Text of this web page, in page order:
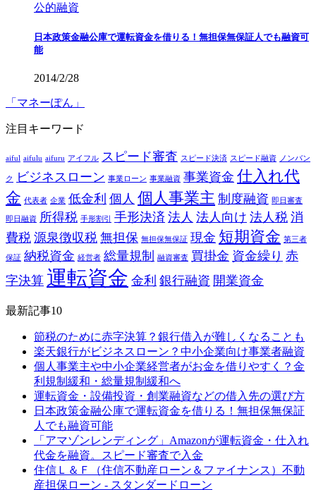
公的融資
日本政策金融公庫で運転資金を借りる！無担保無保証人でも融資可
能
2014/2/28
「マネーぽん」
注目キーワード
aiful aifulu aifuru アイフル スピード審査 スピード決済 スピード融資 ノンバン
ク ビジネスローン 事業ローン 事業融資 事業資金 仕入れ代
金 代表者 企業 低金利 個人 個人事業主 制度融資 即日審査
即日融資 所得税 手形割引 手形決済 法人 法人向け 法人税 消
費税 源泉徴収税 無担保 無担保無保証 現金 短期資金 第三者
保証 納税資金 経営者 総量規制 融資審査 買掛金 資金繰り 赤
字決算 運転資金 金利 銀行融資 開業資金
最新記事10
節税のために赤字決算？銀行借入が難しくなることも
楽天銀行がビジネスローン？中小企業向け事業者融資
個人事業主や中小企業経営者がお金を借りやすく？金
利規制緩和・総量規制緩和へ
運転資金・設備投資・創業融資などの借入先の選び方
日本政策金融公庫で運転資金を借りる！無担保無保証
人でも融資可能
「アマゾンレンディング」Amazonが運転資金・仕入れ
代金を融資。スピード審査で入金
住信Ｌ＆Ｆ（住信不動産ローン＆ファイナンス）不動
産担保ローン - スタンダードローン